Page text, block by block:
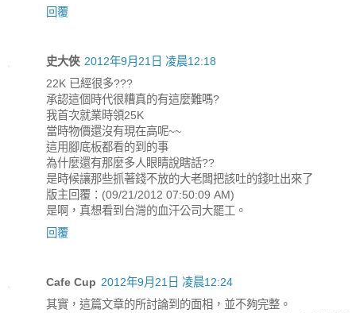
回覆
史大俠 2012年9月21日 凌晨12:18
22K 已經很多???
承認這個時代很糟真的有這麼難嗎?
我首次就業時領25K
當時物價還沒有現在高呢~~
這用腳底板都看的到的事
為什麼還有那麼多人眼睛說瞎話??
是時候讓那些抓著錢不放的大老闆把該吐的錢吐出來了
版主回覆：(09/21/2012 07:50:09 AM)
是啊，真想看到台灣的血汗公司大罷工。
回覆
Cafe Cup 2012年9月21日 凌晨12:24
其實，這篇文章的所討論到的面相，並不夠完整。